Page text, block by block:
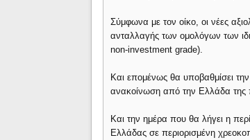
Σύμφωνα με τον οίκο, οι νέες
ανταλλαγής των ομολόγων των
non-investment grade).
Και επομένως θα υποβαθμίσει
ανακοίνωση από την Ελλάδα της
Και την ημέρα που θα λήγει η
Ελλάδας σε περιορισμένη